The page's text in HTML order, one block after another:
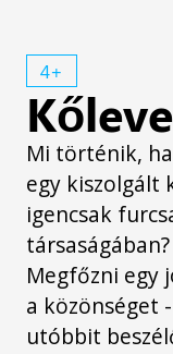
4+
Mi történik,
egy kiszolgált
igencsak
Megfőzni egy
a közönséget
utóbbit